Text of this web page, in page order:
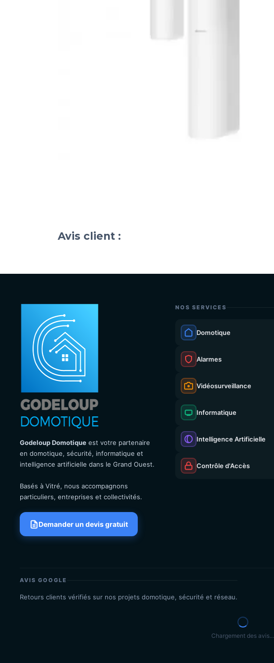
Avis client :
Godeloup Domotique est votre partenaire
en domotique, sécurité, informatique et
intelligence artificielle dans le Grand Ouest.
Basés à Vitré, nous accompagnons
particuliers, entreprises et collectivités.
Demander un devis gratuit
NOS SERVICES
Domotique
Alarmes
Vidéosurveillance
Informatique
Intelligence Artificielle
Contrôle d'Accès
AVIS GOOGLE
Retours clients vérifiés sur nos projets domotique, sécurité et réseau.
Chargement des avis...